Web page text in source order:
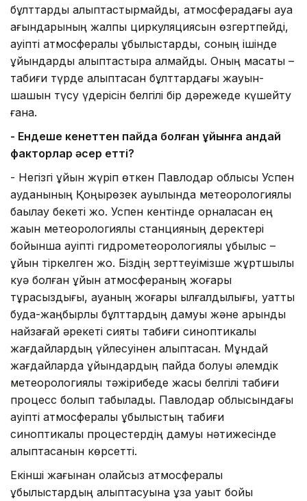
бұлттарды қалыптастырмайды, атмосферадағы ауа
ағындарының жалпы циркуляциясын өзгертпейді,
қауіпті атмосфералық құбылыстарды, соның ішінде
құйындарды қалыптастыра алмайды. Оның мақсаты –
табиғи түрде қалыптасқан бұлттардағы жауын-
шашын түсу үдерісін белгілі бір дәрежеде күшейту
ғана.
- Ендеше кенеттен пайда болған құйынға қандай
факторлар әсер етті?
- Негізгі құйын жүріп өткен Павлодар облысы Успен
ауданының Қоңырөзек ауылында метеорологиялық
бақылау бекеті жоқ. Успен кентінде орналасқан ең
жақын метеорологиялық станцияның деректері
бойынша қауіпті гидрометеорологиялық құбылыс –
құйын тіркелген жоқ. Біздің зерттеуімізше жұртшылық
куә болған құйын атмосфераның жоғары
тұрақсыздығы, ауаның жоғары ылғалдылығы, қуатты
будақ-жаңбырлы бұлттардың дамуы және қарқынды
найзағай әрекеті сияқты табиғи синоптикалық
жағдайлардың үйлесуінен қалыптасқан. Мұндай
жағдайларда құйындардың пайда болуы әлемдік
метеорологиялық тәжірибеде жақсы белгілі табиғи
процесс болып табылады. Павлодар облысындағы
қауіпті атмосфералық құбылыстың табиғи
синоптикалық процестердің дамуы нәтижесінде
қалыптасқанын көрсетті.
Екінші жағынан қолайсыз атмосфералық
құбылыстардың қалыптасуына ұзақ уақыт бойы